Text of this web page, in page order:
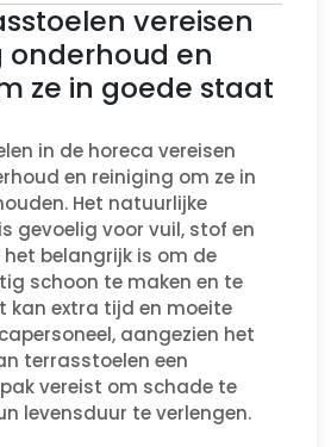
vereisen
en
ze in goede staat
in de horeca vereisen
en reiniging om ze in
Het natuurlijke
gevoelig voor vuil, stof en
belangrijk is om de
schoon te maken en te
kan extra tijd en moeite
aangezien het
terrasstoelen een
vereist om schade te
levensduur te verlengen.